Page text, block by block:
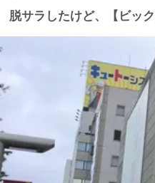
脱サラしたけど、【ビッ